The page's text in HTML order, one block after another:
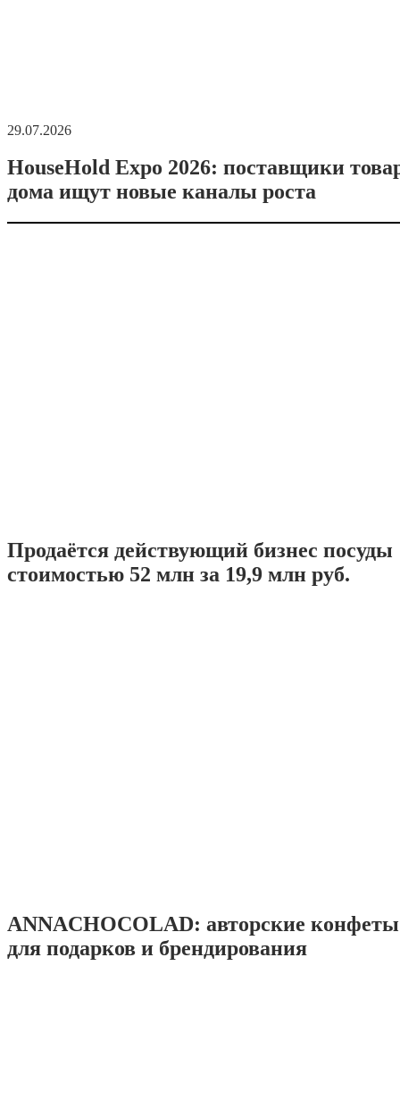
29.07.2026
HouseHold Expo 2026: поставщики
дома ищут новые каналы роста
Продаётся действующий бизнес посуды
стоимостью 52 млн за 19,9 млн руб.
ANNACHOCOLAD: авторские
для подарков и брендирования